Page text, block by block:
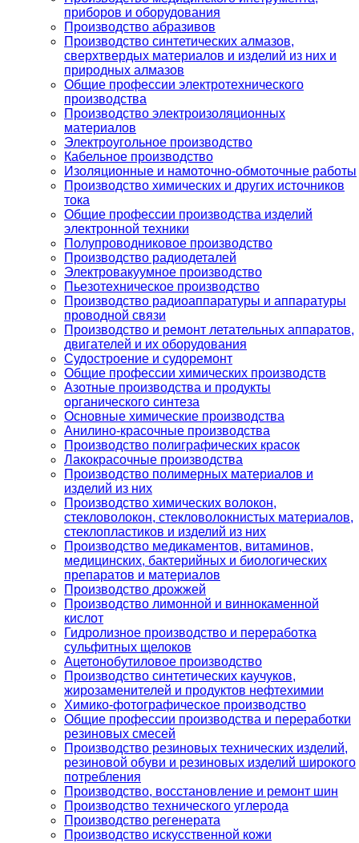
приборов и оборудования
Производство абразивов
Производство синтетических алмазов,
сверхтвердых материалов и изделий из них и
природных алмазов
Общие профессии электротехнического
производства
Производство электроизоляционных
материалов
Электроугольное производство
Кабельное производство
Изоляционные и намоточно-обмоточные работы
Производство химических и других источников
тока
Общие профессии производства изделий
электронной техники
Полупроводниковое производство
Производство радиодеталей
Электровакуумное производство
Пьезотехническое производство
Производство радиоаппаратуры и аппаратуры
проводной связи
Производство и ремонт летательных аппаратов,
двигателей и их оборудования
Судостроение и судоремонт
Общие профессии химических производств
Азотные производства и продукты
органического синтеза
Основные химические производства
Анилино-красочные производства
Производство полиграфических красок
Лакокрасочные производства
Производство полимерных материалов и
изделий из них
Производство химических волокон,
стекловолокон, стекловолокнистых материалов,
стеклопластиков и изделий из них
Производство медикаментов, витаминов,
медицинских, бактерийных и биологических
препаратов и материалов
Производство дрожжей
Производство лимонной и виннокаменной
кислот
Гидролизное производство и переработка
сульфитных щелоков
Ацетонобутиловое производство
Производство синтетических каучуков,
жирозаменителей и продуктов нефтехимии
Химико-фотографическое производство
Общие профессии производства и переработки
резиновых смесей
Производство резиновых технических изделий,
резиновой обуви и резиновых изделий широкого
потребления
Производство, восстановление и ремонт шин
Производство технического углерода
Производство регенерата
Производство искусственной кожи